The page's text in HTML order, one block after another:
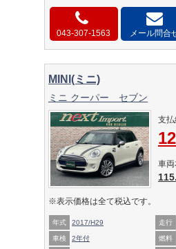
043-307-1563 メール問合
MINI(ミニ)
ミニ クーパー セブン
支
車
※表示価格は全て税込です。
年式 2017/H29 走行
車検 2年付 燃料